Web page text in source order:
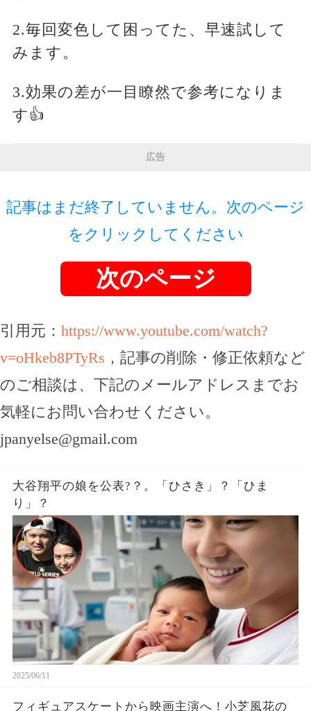
2.毎回変色して困ってた、早速試して
みます。
3.効果の差が一目瞭然で参考になりま
す👍
広告
記事はまだ終了していません。次のページ
をクリックしてください
次のページ
引用元： https://www.youtube.com/watch?
v=oHkeb8PTyRs ，記事の削除・修正依頼など
のご相談は、下記のメールアドレスまでお
気軽にお問い合わせください。
jpanyelse@gmail.com
大谷翔平の娘を公表?？。「ひさき」？「ひま
り」？
2025/06/11
フィギュアスケートから映画主演へ！小芝風花の